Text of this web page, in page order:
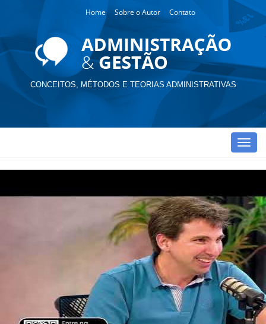
Home Sobre o Autor Contato
CONCEITOS, MÉTODOS E TEORIAS ADMINISTRATIVAS